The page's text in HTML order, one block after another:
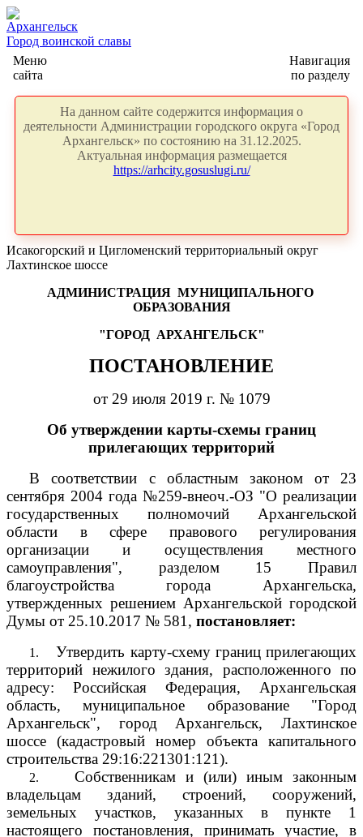
Архангельск
Город воинской славы
Меню
сайта
Навигация
по разделу
На данном сайте содержится информация о
деятельности Администрации городского округа «Город
Архангельск» по состоянию на 31.12.2025.
Актуальная информация размещается
https://arhcity.gosuslugi.ru/
Исакогорский и Цигломенский территориальный округ
Лахтинское шоссе
АДМИНИСТРАЦИЯ МУНИЦИПАЛЬНОГО
ОБРАЗОВАНИЯ
"ГОРОД АРХАНГЕЛЬСК"
ПОСТАНОВЛЕНИЕ
от 29 июля 2019 г. № 1079
Об утверждении карты-схемы границ
прилегающих территорий
В соответствии с областным законом от 23
сентября 2004 года №259-внеоч.-ОЗ "О реализации
государственных полномочий Архангельской
области в сфере правового регулирования
организации и осуществления местного
самоуправления", разделом 15 Правил
благоустройства города Архангельска,
утвержденных решением Архангельской городской
Думы от 25.10.2017 № 581, постановляет:
1.
Утвердить карту-схему границ прилегающих
территорий нежилого здания, расположенного по
адресу: Российская Федерация, Архангельская
область, муниципальное образование "Город
Архангельск", город Архангельск, Лахтинское
шоссе (кадастровый номер объекта капитального
строительства 29:16:221301:121).
2.
Собственникам и (или) иным законным
владельцам зданий, строений, сооружений,
земельных участков, указанных в пункте 1
настоящего постановления, принимать участие, в